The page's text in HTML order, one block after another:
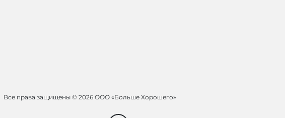
Все права защищены © 2026 ООО «Больше Хорошего»